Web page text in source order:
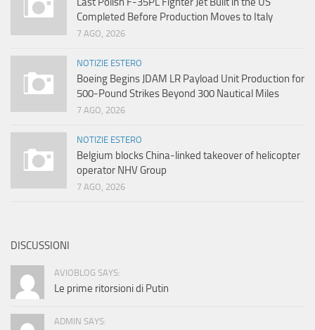
Completed Before Production Moves to Italy
7 AGO, 2026
NOTIZIE ESTERO
Boeing Begins JDAM LR Payload Unit Production for
500-Pound Strikes Beyond 300 Nautical Miles
7 AGO, 2026
NOTIZIE ESTERO
Belgium blocks China-linked takeover of helicopter
operator NHV Group
7 AGO, 2026
DISCUSSIONI
AVIOBLOG SAYS:
Le prime ritorsioni di Putin
ADMIN SAYS: